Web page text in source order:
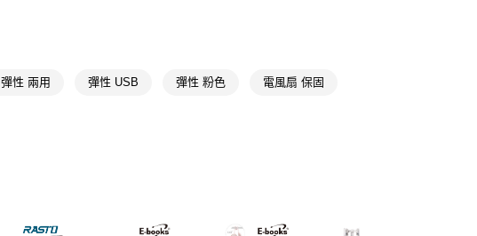
絡購買商品的店家。未經商家同意取消之訂單仍視為有效，需透過AFTEE
求債權轉讓予恩沛科技股份有限公司。
彈性 兩用 彈性 USB 彈性 粉色 電風扇 保固